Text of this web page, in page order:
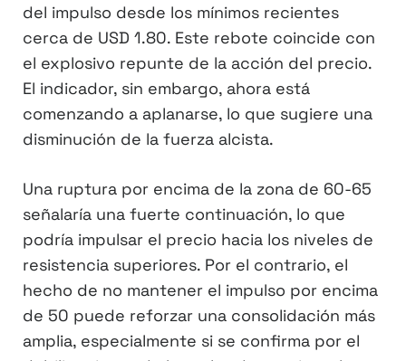
del impulso desde los mínimos recientes
cerca de USD 1.80. Este rebote coincide con
el explosivo repunte de la acción del precio.
El indicador, sin embargo, ahora está
comenzando a aplanarse, lo que sugiere una
disminución de la fuerza alcista.
Una ruptura por encima de la zona de 60-65
señalaría una fuerte continuación, lo que
podría impulsar el precio hacia los niveles de
resistencia superiores. Por el contrario, el
hecho de no mantener el impulso por encima
de 50 puede reforzar una consolidación más
amplia, especialmente si se confirma por el